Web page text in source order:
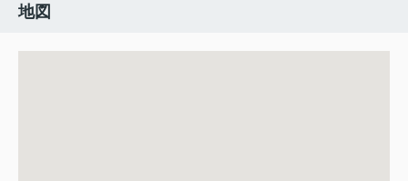
地図